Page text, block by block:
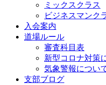
ミックスクラス
ビジネスマンク
入会案内
道場ルール
審査科目表
新型コロナ対策
気象警報につい
支部ブログ